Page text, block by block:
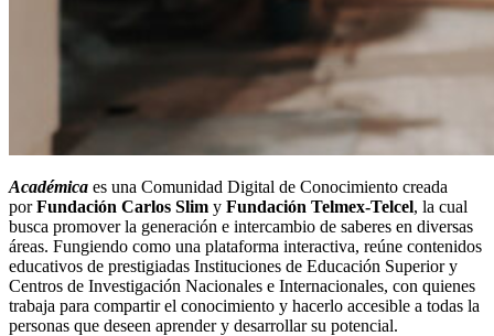
Académica es una Comunidad Digital de Conocimiento creada
porFundación Carlos Slim y Fundación Telmex-Telcel, la cual
busca promover la generación e intercambio de saberes en diversas
áreas. Fungiendo como una plataforma interactiva, reúne contenidos
educativos de prestigiadas Instituciones de Educación Superior y
Centros de Investigación Nacionales e Internacionales, con quienes
trabaja para compartir el conocimiento y hacerlo accesible a todas la
personas que deseen aprender y desarrollar su potencial.